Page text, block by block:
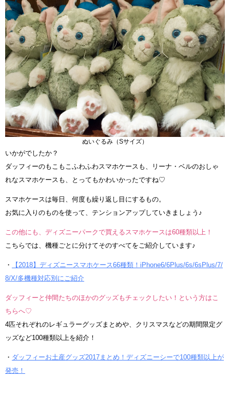
ぬいぐるみ（Sサイズ）
いかがでしたか？
ダッフィーのもこもこふわふわスマホケースも、リーナ・ベルのおしゃ
れなスマホケースも、とってもかわいかったですね♡
スマホケースは毎日、何度も繰り返し目にするもの。
お気に入りのものを使って、テンションアップしていきましょう♪
この他にも、ディズニーパークで買えるスマホケースは60種類以上！
こちらでは、機種ごとに分けてそのすべてをご紹介しています♪
・
【2018】ディズニースマホケース66種類！iPhone6/6Plus/6s/6sPlus/7/
8/X/多機種対応別にご紹介
ダッフィーと仲間たちのほかのグッズもチェックしたい！という方はこ
ちらへ♡
4匹それぞれのレギュラーグッズまとめや、クリスマスなどの期間限定グ
ッズなど100種類以上を紹介！
・ ダッフィーお土産グッズ2017まとめ！ディズニーシーで100種類以上が
発売！